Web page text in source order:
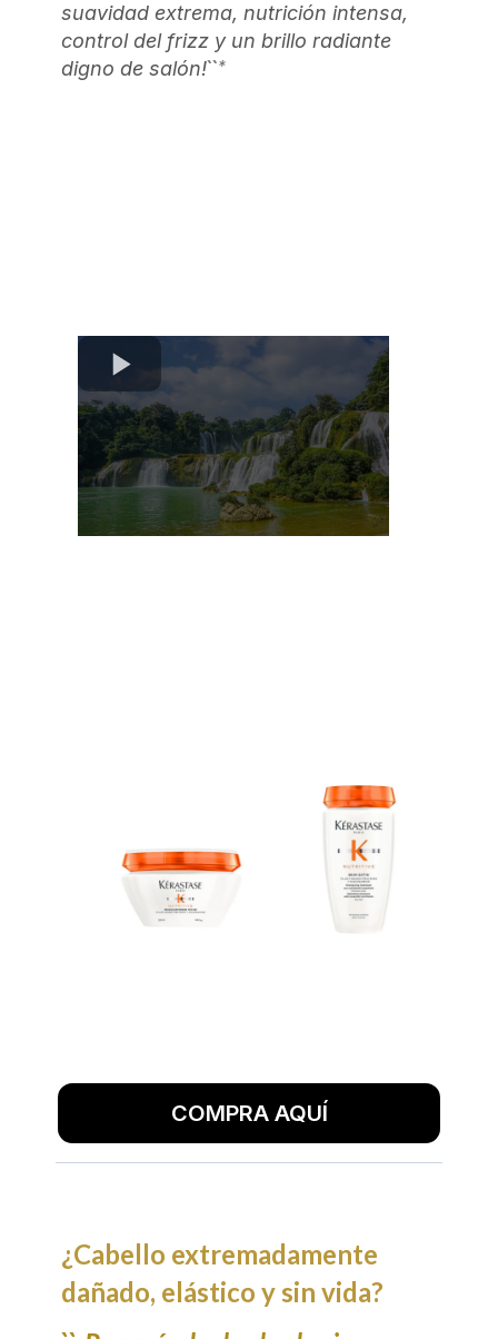
suavidad extrema, nutrición intensa,
control del frizz y un brillo radiante
digno de salón!``*
COMPRA AQUÍ
¿Cabello extremadamente
dañado, elástico y sin vida?